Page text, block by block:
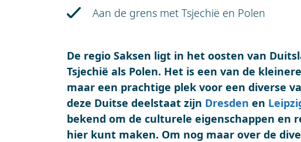
Aan de grens met Tsjechië en Polen
De regio Saksen ligt in het oosten van
Tsjechië als Polen. Het is een van de
maar een prachtige plek voor een diverse
deze Duitse deelstaat zijn Dresden en
bekend om de culturele eigenschappen en
hier kunt maken. Om nog maar over de